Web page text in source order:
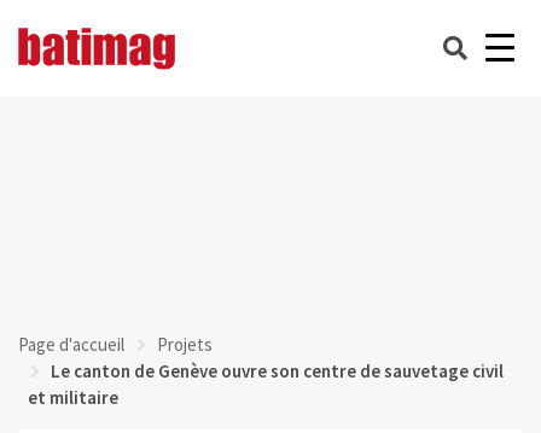
Page d'accueil
Projets
Le canton de Genève ouvre son centre de sauvetage civil
et militaire